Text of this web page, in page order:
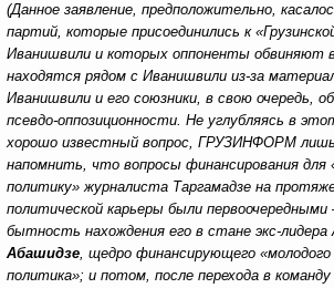
(Данное заявление, предположительно,
партий, которые присоединились к
Иванишвили и которых оппоненты обвиняют
находятся рядом с Иванишвили из-за
Иванишвили и его союзники, в свою очередь,
псевдо-оппозиционности. Не углубляясь в
хорошо известный вопрос, ГРУЗИНФОРМ
напомнить, что вопросы финансирования для
политику» журналиста Таргамадзе на
политической карьеры были
бытность нахождения его в стане экс-лидера
Абашидзе, щедро финансирующего «молодого
политика»; и потом, после перехода в